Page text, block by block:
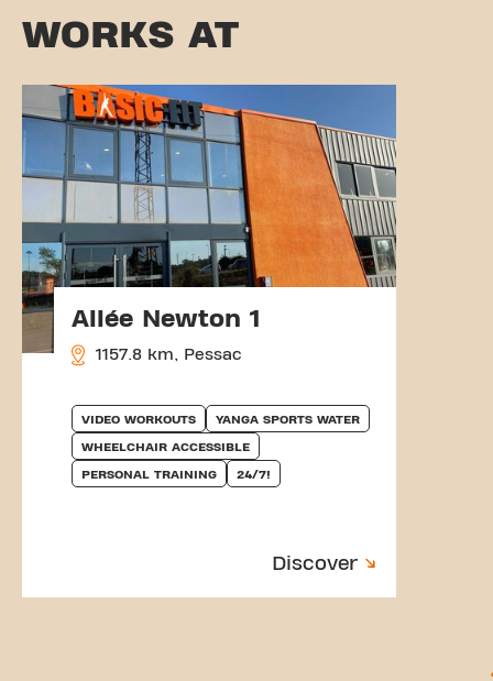
WORKS AT
Allée Newton 1
1157.8 km, Pessac
VIDEO WORKOUTS YANGA SPORTS WATER
WHEELCHAIR ACCESSIBLE
PERSONAL TRAINING 24/7!
Discover